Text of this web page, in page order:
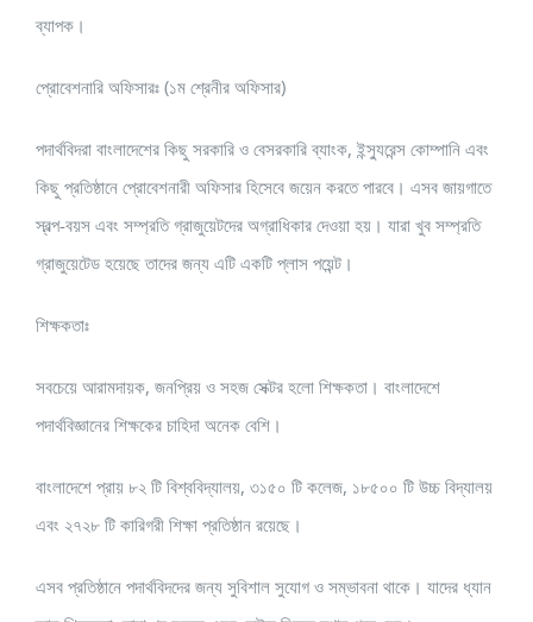
ব্যাপক।
প্রোবেশনারি অফিসারঃ (১ম শ্রেনীর অফিসার)
পদার্থবিদরা বাংলাদেশের কিছু সরকারি ও বেসরকারি ব্যাংক, ইন্স্যুরেন্স কোম্পানি এবং
কিছু প্রতিষ্ঠানে প্রোবেশনারী অফিসার হিসেবে জয়েন করতে পারবে। এসব জায়গাতে
স্বল্প-বয়স এবং সম্প্রতি গ্রাজুয়েটদের অগ্রাধিকার দেওয়া হয়। যারা খুব সম্প্রতি
গ্রাজুয়েটেড হয়েছে তাদের জন্য এটি একটি প্লাস পয়েন্ট।
শিক্ষকতাঃ
সবচেয়ে আরামদায়ক, জনপ্রিয় ও সহজ সেক্টর হলো শিক্ষকতা। বাংলাদেশে
পদার্থবিজ্ঞানের শিক্ষকের চাহিদা অনেক বেশি।
বাংলাদেশে প্রায় ৮২ টি বিশ্ববিদ্যালয়, ৩১৫০ টি কলেজ, ১৮৫০০ টি উচ্চ বিদ্যালয়
এবং ২৭২৮ টি কারিগরী শিক্ষা প্রতিষ্ঠান রয়েছে।
এসব প্রতিষ্ঠানে পদার্থবিদদের জন্য সুবিশাল সুযোগ ও সম্ভাবনা থাকে। যাদের ধ্যান